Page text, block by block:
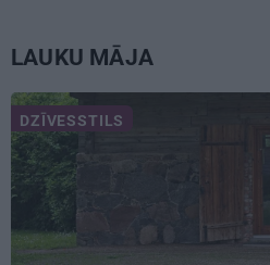
LAUKU MĀJA
DZĪVESSTILS